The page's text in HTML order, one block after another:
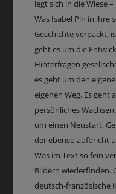
legt sich in die Wiese
Was Isabel Pin in ihre
Geschichte verpackt,
geht es um die
Hinterfragen
es geht um den
eigenen Weg. Es geht
persönliches
um einen Neustart.
der ebenso aufbricht
Was im Text so fein
Bildern wiederfinden.
deutsch-französische